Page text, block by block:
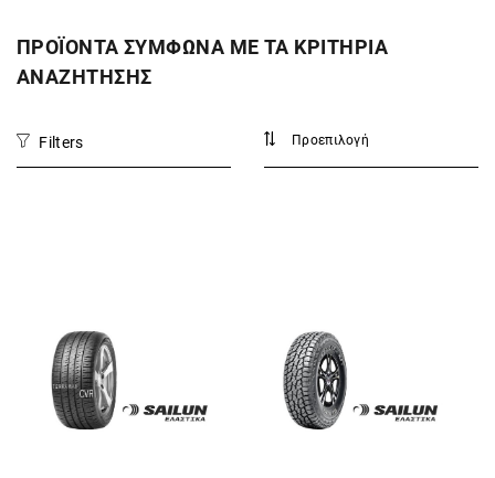
ΠΡΟΪΟΝΤΑ ΣΥΜΦΩΝΑ ΜΕ ΤΑ ΚΡΙΤΗΡΙΑ
ΑΝΑΖΗΤΗΣΗΣ
Filters